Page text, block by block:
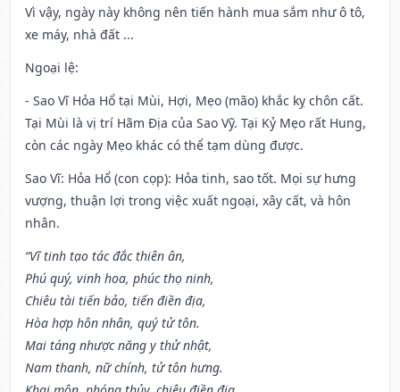
Vì vậy, ngày này không nên tiến hành mua sắm như ô tô,
xe máy, nhà đất ...
Ngoại lệ:
- Sao Vĩ Hỏa Hổ tại Mùi, Hợi, Mẹo (mão) khắc kỵ chôn cất.
Tại Mùi là vị trí Hãm Địa của Sao Vỹ. Tại Kỷ Mẹo rất Hung,
còn các ngày Mẹo khác có thể tạm dùng được.
Sao Vĩ: Hỏa Hổ (con cọp): Hỏa tinh, sao tốt. Mọi sự hưng
vượng, thuận lợi trong việc xuất ngoại, xây cất, và hôn
nhân.
“Vĩ tinh tạo tác đắc thiên ân,
Phú quý, vinh hoa, phúc thọ ninh,
Chiêu tài tiến bảo, tiến điền địa,
Hòa hợp hôn nhân, quý tử tôn.
Mai táng nhược năng y thử nhật,
Nam thanh, nữ chính, tử tôn hưng.